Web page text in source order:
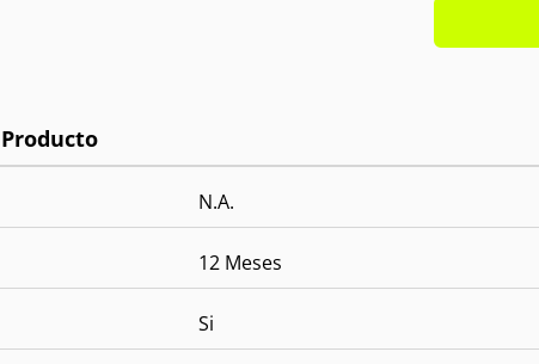
OS:
N.A.
12 Meses
Si